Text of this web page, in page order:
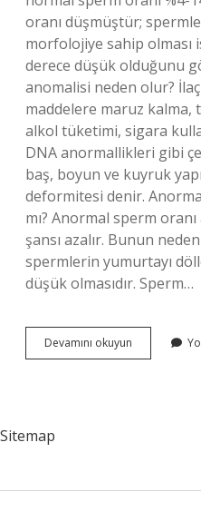
oranı düşmüştür;
morfolojiye sahip olması
derece düşük olduğunu
anomalisi neden olur?
maddelere maruz kalma,
alkol tüketimi, sigara
DNA anormallikleri gibi
baş, boyun ve kuyruk
deformitesi denir.
mı? Anormal sperm
şansı azalır. Bunun
spermlerin yumurtayı
düşük olmasıdır. Sperm…
Devamını okuyun
Anomalisi
Sitemap